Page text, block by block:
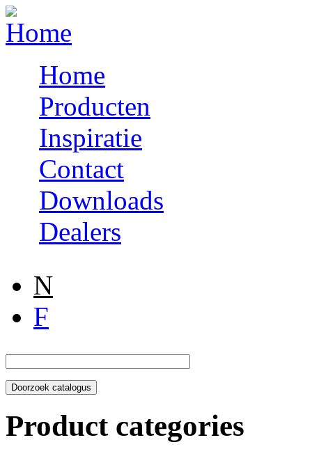
Skip to navigation
Skip to main content
Home
Producten
Inspiratie
Contact
Downloads
Dealers
N
F
Product categories